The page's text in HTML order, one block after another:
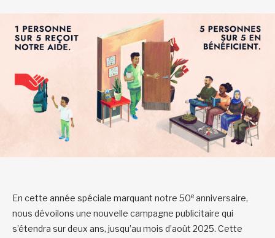
En cette année spéciale marquant notre 50e anniversaire,
nous dévoilons une nouvelle campagne publicitaire qui
s’étendra sur deux ans, jusqu’au mois d’août 2025. Cette